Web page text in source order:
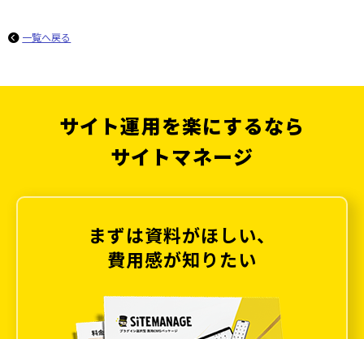
一覧へ戻る
サイト運用を楽にするなら
サイトマネージ
まずは資料がほしい、
費用感が知りたい